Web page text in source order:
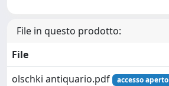
File in questo prodotto:
File
olschki antiquario.pdf
accesso aperto